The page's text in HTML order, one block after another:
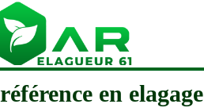
en elagage